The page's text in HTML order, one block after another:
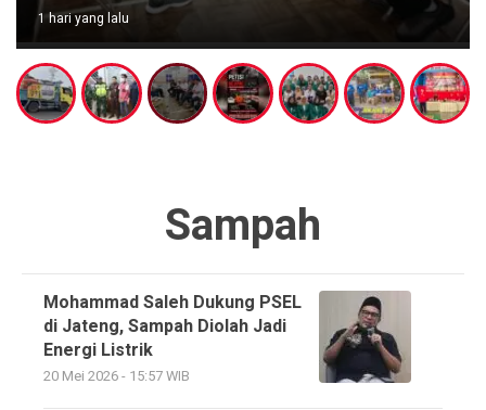
2 hari yang lalu
Sampah
Mohammad Saleh Dukung PSEL
di Jateng, Sampah Diolah Jadi
Energi Listrik
20 Mei 2026 - 15:57 WIB